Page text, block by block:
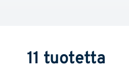
11 tuotetta